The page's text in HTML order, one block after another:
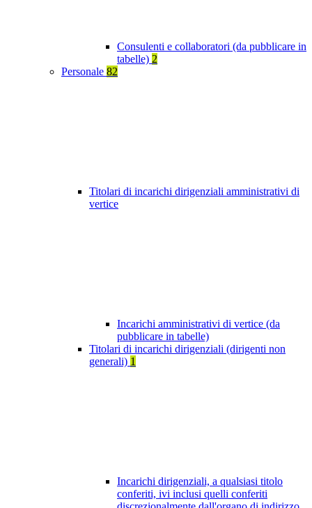
Consulenti e collaboratori (da pubblicare in
tabelle) 2
Personale 82
Titolari di incarichi dirigenziali amministrativi di
vertice
Incarichi amministrativi di vertice (da
pubblicare in tabelle)
Titolari di incarichi dirigenziali (dirigenti non
generali) 1
Incarichi dirigenziali, a qualsiasi titolo
conferiti, ivi inclusi quelli conferiti